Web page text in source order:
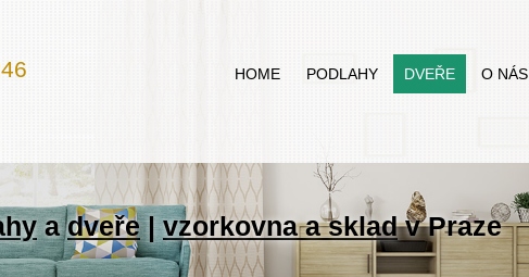
HOME PODLAHY DVEŘE O NÁS
adveře|vzorkovna a skladv Praze